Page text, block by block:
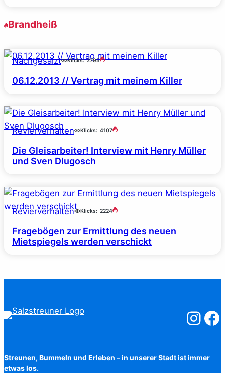
Brandheiß
Nachgesalzt Klicks: 2795
06.12.2013 // Vertrag mit meinem Killer
Revierverhalten Klicks: 4107
Die Gleisarbeiter! Interview mit Henry Müller
und Sven Dlugosch
Revierverhalten Klicks: 2224
Fragebögen zur Ermittlung des neuen
Mietspiegels werden verschickt
Streunen, Bummeln und Erleben – in unserer Stadt ist immer
etwas los.